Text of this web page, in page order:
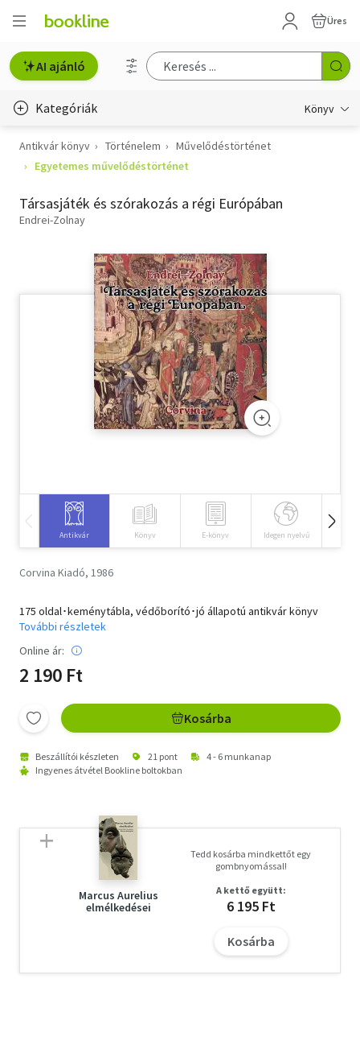
Üres
AI ajánló
Kategóriák Könyv
Életmód, egészség
Gyermek- és ifjúsági
Hobbi, szabadidő
Szótár, nyelvkönyv
Tankönyv, segédkönyv
Természettudomány
Történelem
Antikvár könyv Történelem
Művelődéstörténet
Egyetemes művelődéstörténet
Társasjáték és szórakozás a régi Európában
Endrei-Zolnay
Antikvár Könyv E-könyv Idegen nyelvű
Corvina Kiadó, 1986
175 oldal･keménytábla, védőborító･jó állapotú antikvár könyv
További részletek
Online ár:
2 190 Ft
Kosárba
Beszállítói készleten 21 pont
4 - 6 munkanap
Ingyenes átvétel Bookline boltokban
Marcus Aurelius
elmélkedései
Tedd kosárba mindkettőt egy
gombnyomással!
A kettő együtt:
6 195 Ft
Kosárba